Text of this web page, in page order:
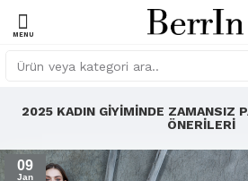
2025 KADIN GIYIMINDE ZAMANSIZ
ÖNERILERI
09
Jan